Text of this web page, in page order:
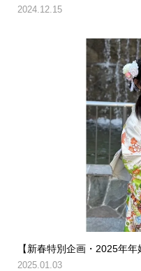
2024.12.15
【新春特別企画・2025年
2025.01.03